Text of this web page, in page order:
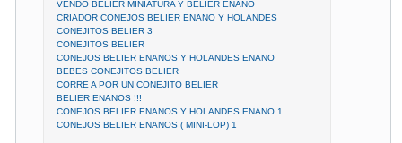
VENDO BELIER MINIATURA Y BELIER ENANO
CRIADOR CONEJOS BELIER ENANO Y HOLANDES
CONEJITOS BELIER 3
CONEJITOS BELIER
CONEJOS BELIER ENANOS Y HOLANDES ENANO
BEBES CONEJITOS BELIER
CORRE A POR UN CONEJITO BELIER
BELIER ENANOS !!!
CONEJOS BELIER ENANOS Y HOLANDES ENANO 1
CONEJOS BELIER ENANOS ( MINI-LOP) 1